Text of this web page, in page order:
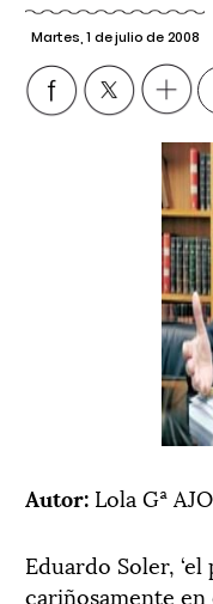
Martes, 1 de julio de 2008
Autor: Lola Gª
Eduardo Soler,
cariñosamente